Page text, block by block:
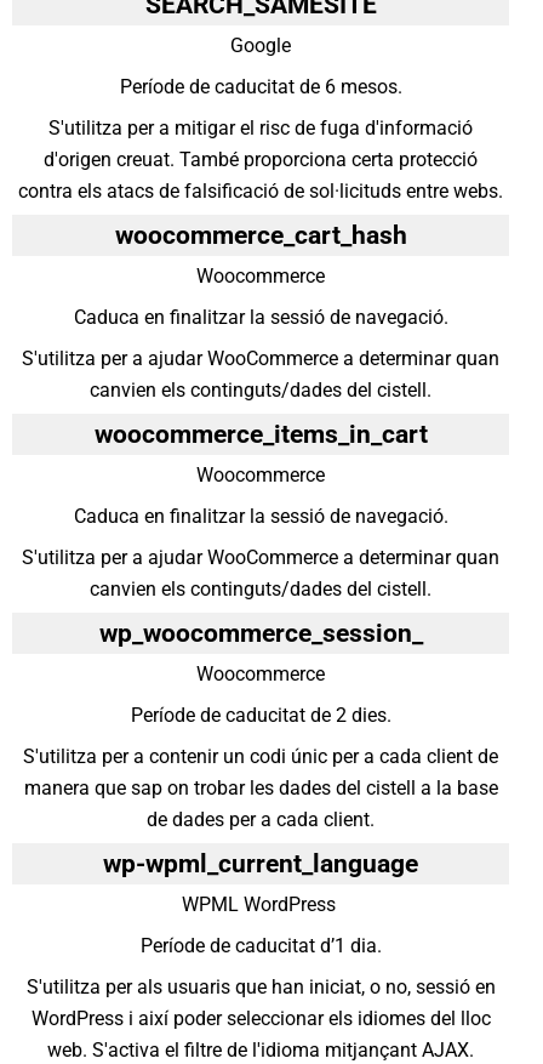
Google
Període de caducitat de 6 mesos.
S'utilitza per a mitigar el risc de fuga d'informació
d'origen creuat. També proporciona certa protecció
contra els atacs de falsificació de sol·licituds entre webs.
woocommerce_cart_hash
Woocommerce
Caduca en finalitzar la sessió de navegació.
S'utilitza per a ajudar WooCommerce a determinar quan
canvien els continguts/dades del cistell.
woocommerce_items_in_cart
Woocommerce
Caduca en finalitzar la sessió de navegació.
S'utilitza per a ajudar WooCommerce a determinar quan
canvien els continguts/dades del cistell.
wp_woocommerce_session_
Woocommerce
Període de caducitat de 2 dies.
S'utilitza per a contenir un codi únic per a cada client de
manera que sap on trobar les dades del cistell a la base
de dades per a cada client.
wp-wpml_current_language
WPML WordPress
Període de caducitat d’1 dia.
S'utilitza per als usuaris que han iniciat, o no, sessió en
WordPress i així poder seleccionar els idiomes del lloc
web. S'activa el filtre de l'idioma mitjançant AJAX.